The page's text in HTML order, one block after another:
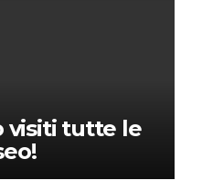
visiti tutte le